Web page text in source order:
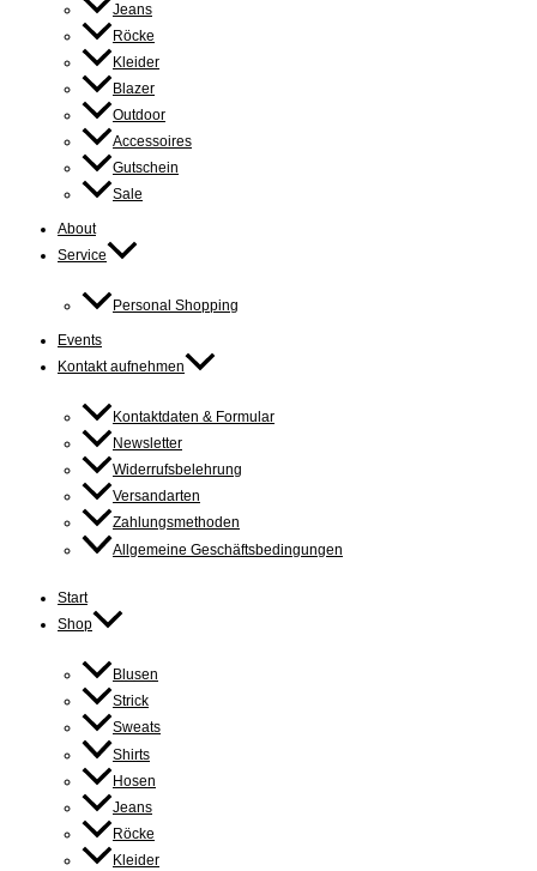
Jeans
Röcke
Kleider
Blazer
Outdoor
Accessoires
Gutschein
Sale
About
Service
Personal Shopping
Events
Kontakt aufnehmen
Kontaktdaten & Formular
Newsletter
Widerrufsbelehrung
Versandarten
Zahlungsmethoden
Allgemeine Geschäftsbedingungen
Start
Shop
Blusen
Strick
Sweats
Shirts
Hosen
Jeans
Röcke
Kleider